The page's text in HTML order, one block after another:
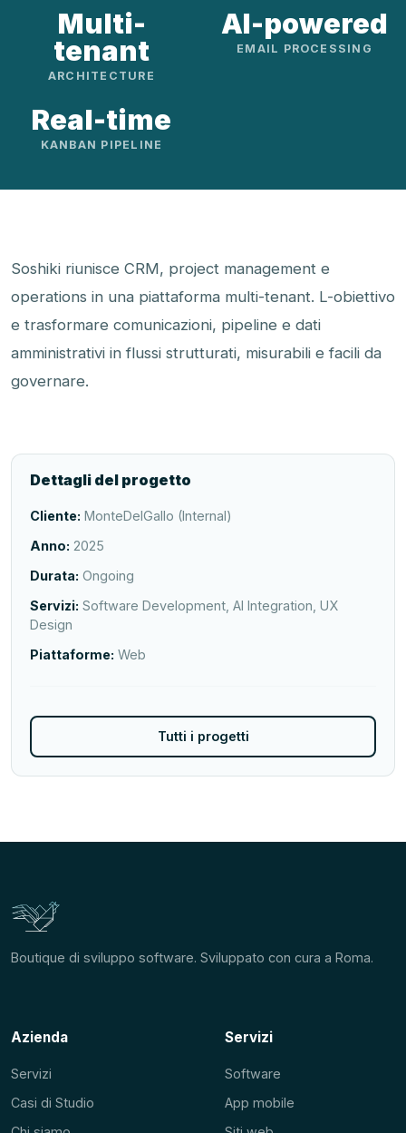
Multi-
tenant
ARCHITECTURE
AI-powered
EMAIL PROCESSING
Real-time
KANBAN PIPELINE
Soshiki riunisce CRM, project management e
operations in una piattaforma multi-tenant. L-obiettivo
e trasformare comunicazioni, pipeline e dati
amministrativi in flussi strutturati, misurabili e facili da
governare.
Dettagli del progetto
Cliente: MonteDelGallo (Internal)
Anno: 2025
Durata: Ongoing
Servizi: Software Development, AI Integration, UX
Design
Piattaforme: Web
Tutti i progetti
Boutique di sviluppo software. Sviluppato con cura a Roma.
Azienda
Servizi
Casi di Studio
Servizi
Software
App mobile